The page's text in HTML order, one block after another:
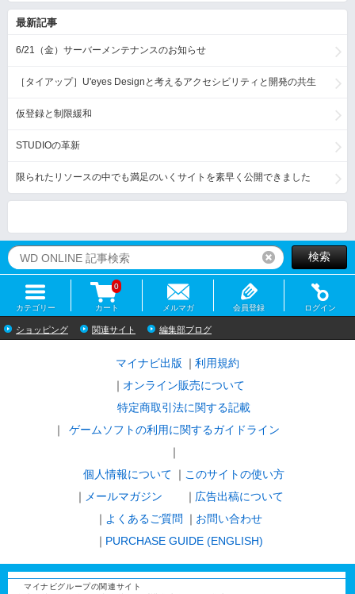
最新記事
6/21（金）サーバーメンテナンスのお知らせ
［タイアップ］U'eyes Designと考えるアクセシビリティと開発の共生
仮登録と制限緩和
STUDIOの革新
限られたリソースの中でも満足のいくサイトを素早く公開できました
リセット検索
カテゴリー カート
0
メルマガ 会員登録 ログイン
ショッピング 関連サイト 編集部ブログ
マイナビ出版
利用規約
オンライン販売について
特定商取引法に関する記載
ゲームソフトの利用に関するガイドライン
｜
個人情報について
このサイトの使い方
メールマガジン
広告出稿について
よくあるご質問
お問い合わせ
PURCHASE GUIDE (ENGLISH)
マイナビグループの関連サイト